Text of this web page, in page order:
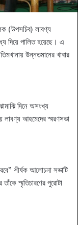
(উপসচিব) লাবণ্য
দিয়ে পালিত হয়েছে। এ
উন্নতমানের খাবার
দিনে অসংখ্য
আহমেদের স্মরণসভা
শীর্ষক আলোচনা সভাটি
স্মৃতিচারণের পুরোটা